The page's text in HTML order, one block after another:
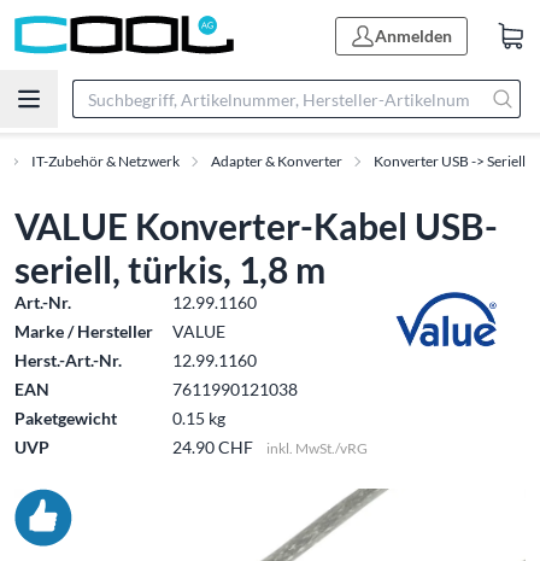
Anmelden
IT-Zubehör & Netzwerk Adapter & Konverter Konverter USB -> Seriell
VALUE Konverter-Kabel USB-
seriell, türkis, 1,8 m
Art.-Nr.
12.99.1160
Marke / Hersteller
VALUE
Herst.-Art.-Nr.
12.99.1160
EAN
7611990121038
Paketgewicht
0.15 kg
UVP
24.90 CHF inkl. MwSt./vRG